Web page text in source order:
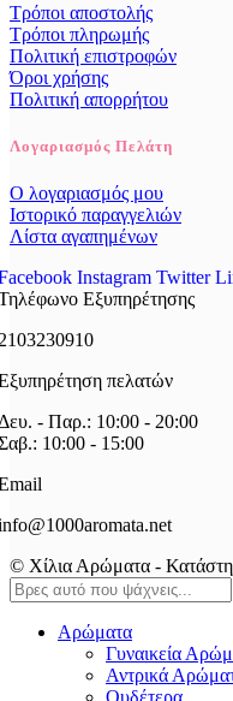
Τρόποι αποστολής
Τρόποι πληρωμής
Πολιτική επιστροφών
Όροι χρήσης
Πολιτική απορρήτου
Λογαριασμός Πελάτη
Ο λογαριασμός μου
Ιστορικό παραγγελιών
Λίστα αγαπημένων
Instagram Twitter
Εξυπηρέτησης
πελατών
- Παρ.: 10:00 - 20:00
10:00 - 15:00
© Χίλια Αρώματα -
Αρώματα
Γυναικεία
Αντρικά
Ουδέτερα